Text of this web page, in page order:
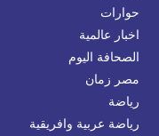
حوارات
اخبار عالمية
الصحافة اليوم
مصر زمان
رياضة
رياضة عربية وافريقية